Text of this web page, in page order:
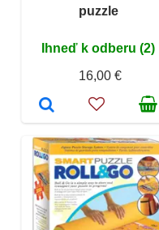
puzzle
Ihneď k odberu (2)
16,00 €